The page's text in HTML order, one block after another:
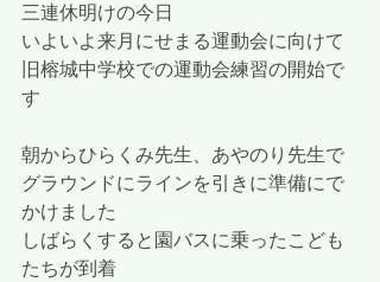
三連休明けの今日
いよいよ来月にせまる運動会に向けて
旧榕城中学校での運動会練習の開始で
す
朝からひらくみ先生、あやのり先生で
グラウンドにラインを引きに準備にで
かけました
しばらくすると園バスに乗ったこども
たちが到着